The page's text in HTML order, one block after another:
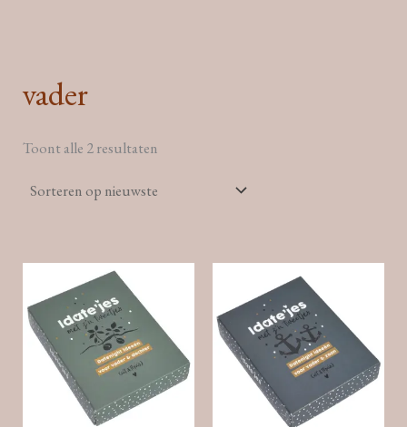
vader
Toont alle 2 resultaten